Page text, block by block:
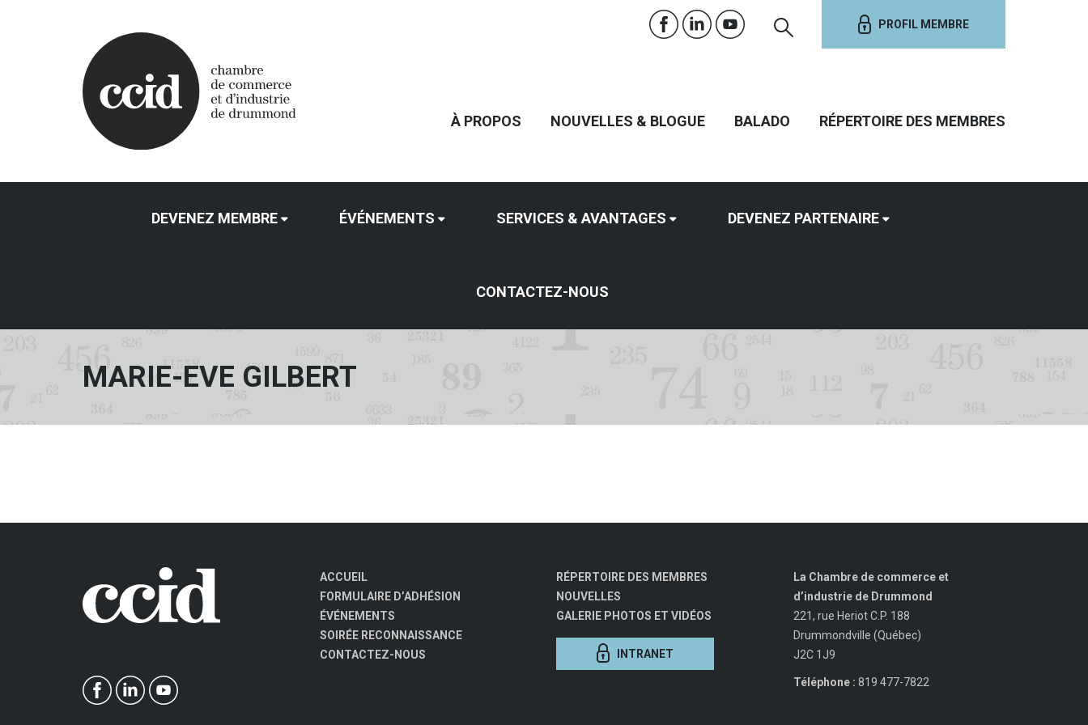
PROFIL MEMBRE
À PROPOS NOUVELLES & BLOGUE BALADO RÉPERTOIRE DES MEMBRES
DEVENEZ MEMBRE ÉVÉNEMENTS SERVICES & AVANTAGES DEVENEZ PARTENAIRE
CONTACTEZ-NOUS
MARIE-EVE GILBERT
ACCUEIL
FORMULAIRE D’ADHÉSION
ÉVÉNEMENTS
SOIRÉE RECONNAISSANCE
CONTACTEZ-NOUS
RÉPERTOIRE DES MEMBRES
NOUVELLES
GALERIE PHOTOS ET VIDÉOS
INTRANET
La Chambre de commerce et
d’industrie de Drummond
221, rue Heriot C.P. 188
Drummondville (Québec)
J2C 1J9
Téléphone : 819 477-7822